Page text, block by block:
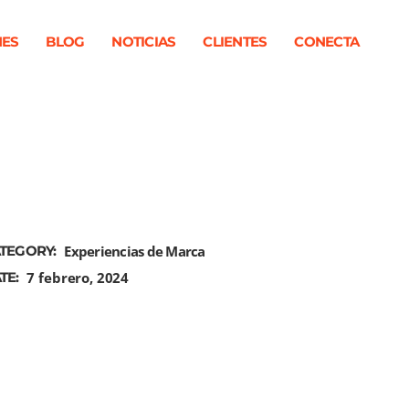
BLOG NOTICIAS CLIENTES CONECTA
Experiencias de Marca
7 febrero, 2024